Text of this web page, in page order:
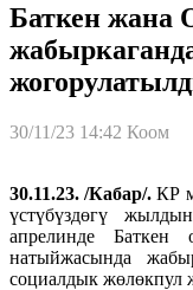
Баткен жана
30/11/23 14:42 Коом
30.11.23. /Кабар/.КР
үстүбүздөгү
апрелинде Баткен
натыйжасында
социалдык жөлөкпул